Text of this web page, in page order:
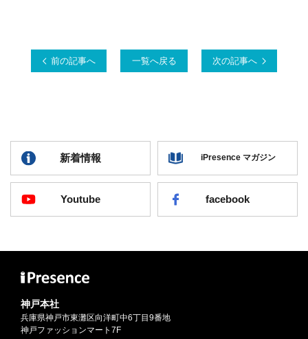
前の記事へ 一覧へ戻る 次の記事へ
新着情報 iPresence マガジン
Youtube facebook
神戸本社
兵庫県神戸市東灘区向洋町中6丁目9番地
神戸ファッションマート7F